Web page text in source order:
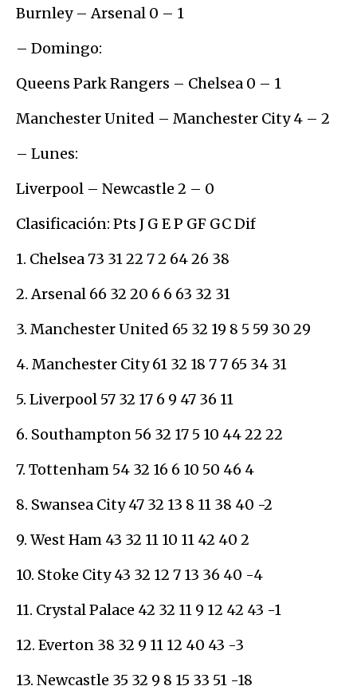
Burnley – Arsenal 0 – 1
– Domingo:
Queens Park Rangers – Chelsea 0 – 1
Manchester United – Manchester City 4 – 2
– Lunes:
Liverpool – Newcastle 2 – 0
Clasificación: Pts J G E P GF GC Dif
1. Chelsea 73 31 22 7 2 64 26 38
2. Arsenal 66 32 20 6 6 63 32 31
3. Manchester United 65 32 19 8 5 59 30 29
4. Manchester City 61 32 18 7 7 65 34 31
5. Liverpool 57 32 17 6 9 47 36 11
6. Southampton 56 32 17 5 10 44 22 22
7. Tottenham 54 32 16 6 10 50 46 4
8. Swansea City 47 32 13 8 11 38 40 -2
9. West Ham 43 32 11 10 11 42 40 2
10. Stoke City 43 32 12 7 13 36 40 -4
11. Crystal Palace 42 32 11 9 12 42 43 -1
12. Everton 38 32 9 11 12 40 43 -3
13. Newcastle 35 32 9 8 15 33 51 -18